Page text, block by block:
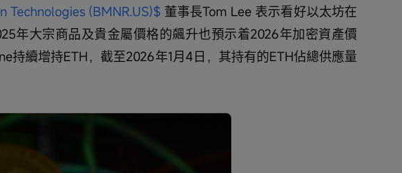
Technologies (BMNR.US)$ 董事長Tom Lee 表示看好以太坊在
年大宗商品及貴金屬價格的飆升也預示着2026年加密資產價
持續增持ETH，截至2026年1月4日，其持有的ETH佔總供應量